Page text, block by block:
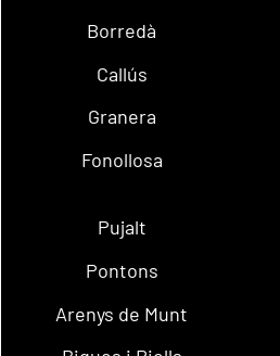
Borredà
Callús
Granera
Fonollosa
Pujalt
Pontons
Arenys de Munt